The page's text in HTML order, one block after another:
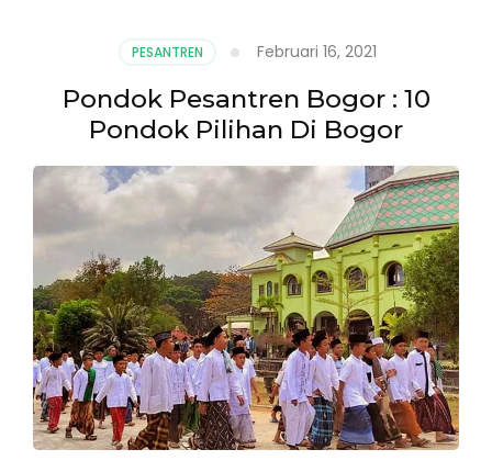
PESANTREN Februari 16, 2021
Pondok Pesantren Bogor : 10
Pondok Pilihan Di Bogor